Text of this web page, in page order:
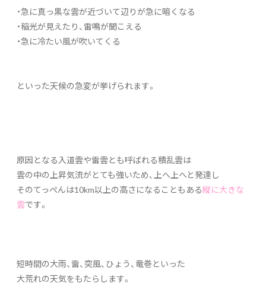
・急に真っ黒な雲が近づいて辺りが急に暗くなる
・稲光が見えたり、雷鳴が聞こえる
・急に冷たい風が吹いてくる
といった天候の急変が挙げられます。
原因となる入道雲や雷雲とも呼ばれる積乱雲は
雲の中の上昇気流がとても強いため、上へ上へと発達し
そのてっぺんは10km以上の高さになることもある縦に大きな
雲です。
短時間の大雨、雷、突風、ひょう、竜巻といった
大荒れの天気をもたらします。